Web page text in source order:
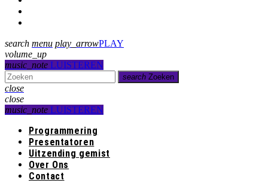
search menu play_arrowPLAY
volume_up
music_note LUISTEREN
search Zoeken
close
close
music_note LUISTEREN
Programmering
Presentatoren
Uitzending gemist
Over Ons
Contact